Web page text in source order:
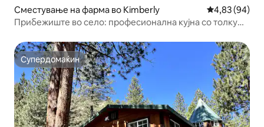
Сместување на фарма во Kimberly Просечна
4,83 (94)
Прибежиште во село: професионална кујна со толку
Супердомаќин
Супердомаќин